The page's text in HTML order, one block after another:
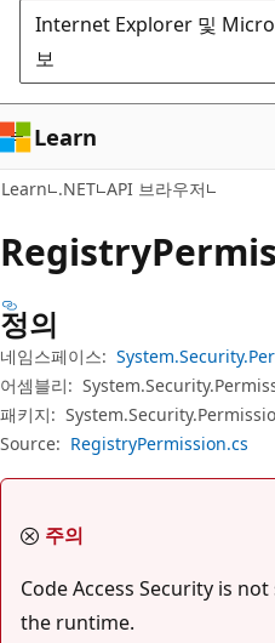
뛰
기
건
너
뛰
기
Internet Explorer 및
보
Learn
Learn .NET API 브라우저
Registry
정의
네임스페이스:
어셈블리:
패키지:
Source: RegistryPermission.cs
주의
Code Access Security is
the runtime.